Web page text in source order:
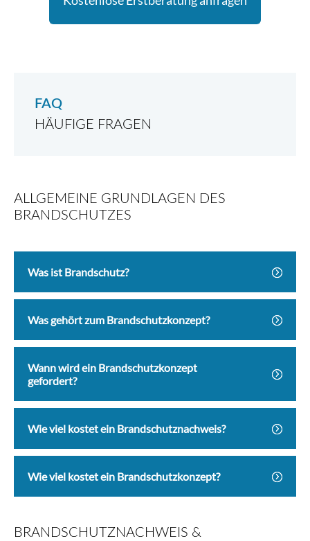
FAQ
HÄUFIGE FRAGEN
ALLGEMEINE GRUNDLAGEN DES
BRANDSCHUTZES
Was ist Brandschutz?
Was gehört zum Brandschutzkonzept?
Wann wird ein Brandschutzkonzept
gefordert?
Wie viel kostet ein Brandschutznachweis?
Wie viel kostet ein Brandschutzkonzept?
BRANDSCHUTZNACHWEIS &